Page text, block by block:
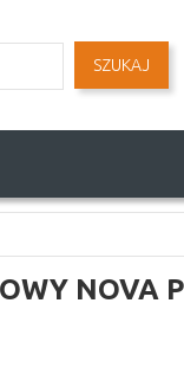
SZUKAJ
NOVA